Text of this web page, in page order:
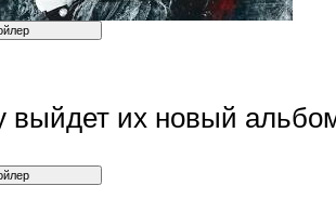
выйдет их новый